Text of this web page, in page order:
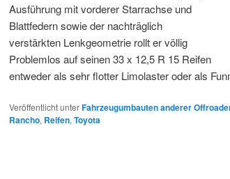
Ausführung mit vorderer Starrachse und
Blattfedern sowie der nachträglich
verstärkten Lenkgeometrie rollt er völlig
Problemlos auf seinen 33 x 12,5 R 15 Reifen
entweder als sehr flotter Limolaster oder als
Veröffentlicht unterFahrzeugumbauten anderer
Rancho, Reifen, Toyota